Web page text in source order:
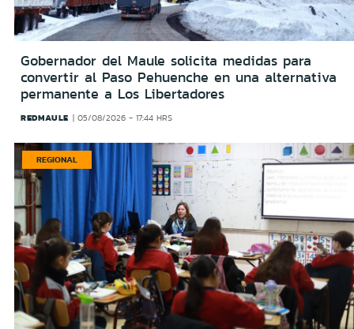
Gobernador del Maule solicita medidas para
convertir al Paso Pehuenche en una alternativa
permanente a Los Libertadores
REDMAULE 05/08/2026 - 17:44 HRS
REGIONAL